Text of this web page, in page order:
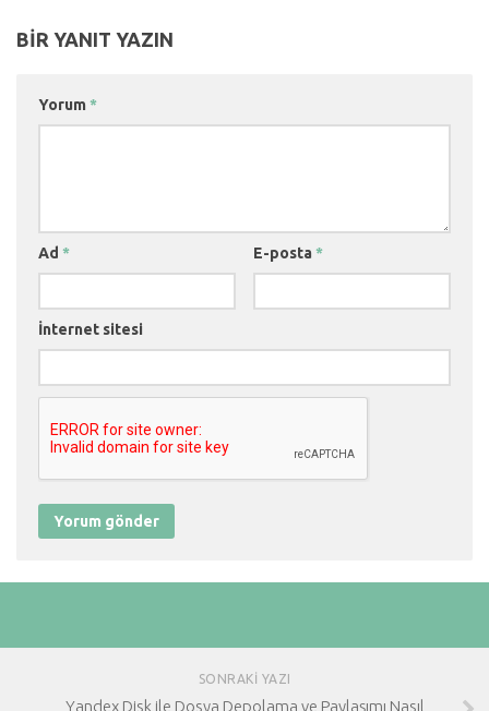
BIR YANIT YAZIN
Yorum *
Ad * E-posta *
İnternet sitesi
SONRAKI YAZI
Yandex Disk ile Dosya Depolama ve Paylaşımı Nasıl